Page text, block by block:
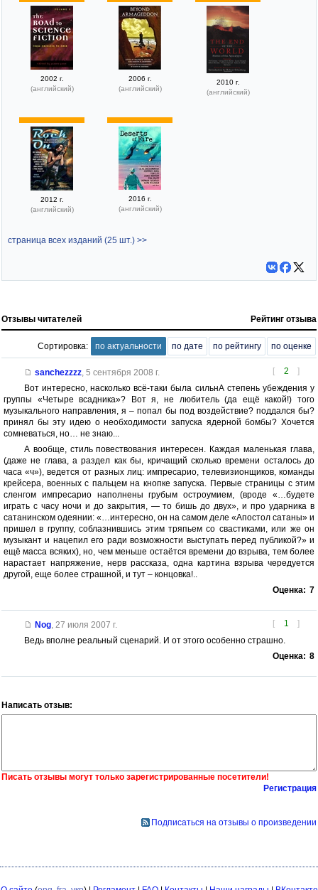
2002 г.
(английский)
2006 г.
(английский)
2010 г.
(английский)
2012 г.
(английский)
2016 г.
(английский)
страница всех изданий (25 шт.) >>
Отзывы читателей Рейтинг отзыва
Сортировка: по актуальности по дате по рейтингу по оценке
[ 2 ]
sanchezzzz, 5 сентября 2008 г.
Вот интересно, насколько всё-таки была сильнА степень убеждения у
группы «Четыре всадника»? Вот я, не любитель (да ещё какой!) того
музыкального направления, я – попал бы под воздействие? поддался бы?
принял бы эту идею о необходимости запуска ядерной бомбы? Хочется
сомневаться, но… не знаю...
А вообще, стиль повествования интересен. Каждая маленькая глава,
(даже не глава, а раздел как бы, кричащий сколько времени осталось до
часа «ч»), ведется от разных лиц: импресарио, телевизионщиков, команды
крейсера, военных с пальцем на кнопке запуска. Первые страницы с этим
сленгом импресарио наполнены грубым остроумием, (вроде «…будете
играть с часу ночи и до закрытия, — то бишь до двух», и про ударника в
сатанинском одеянии: «…интересно, он на самом деле «Апостол сатаны» и
пришел в группу, соблазнившись этим тряпьем со свастиками, или же он
музыкант и нацепил его ради возможности выступать перед публикой?» и
ещё масса всяких), но, чем меньше остаётся времени до взрыва, тем более
нарастает напряжение, нерв рассказа, одна картина взрыва чередуется
другой, еще более страшной, и тут – концовка!..
Оценка: 7
[ 1 ]
Nog, 27 июля 2007 г.
Ведь вполне реальный сценарий. И от этого особенно страшно.
Оценка: 8
Написать отзыв:
Писать отзывы могут только зарегистрированные посетители!
Регистрация
Подписаться на отзывы о произведении